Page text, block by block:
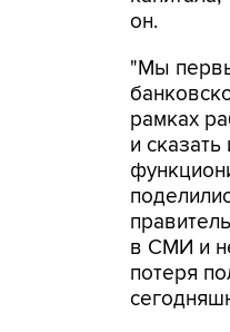
он.
"Мы
рамках
и
в СМИ и
потеря